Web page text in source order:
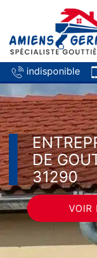
indisponible
DE
31290
VOIR